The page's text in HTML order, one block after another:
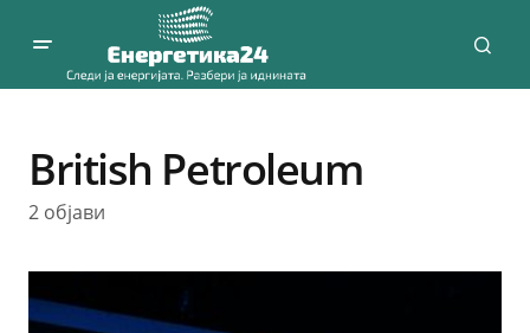
British Petroleum
2 објави